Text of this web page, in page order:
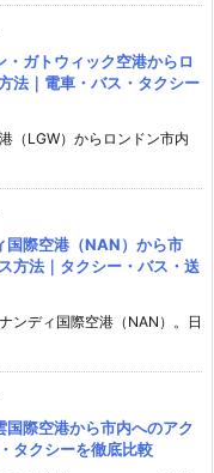
・ガトウィック空港からロ
法｜電車・バス・タクシー
（LGW）からロンドン市内
国際空港（NAN）から市
方法｜タクシー・バス・送
ンディ国際空港（NAN）。日
国際空港から市内へのアク
タクシーを徹底比較